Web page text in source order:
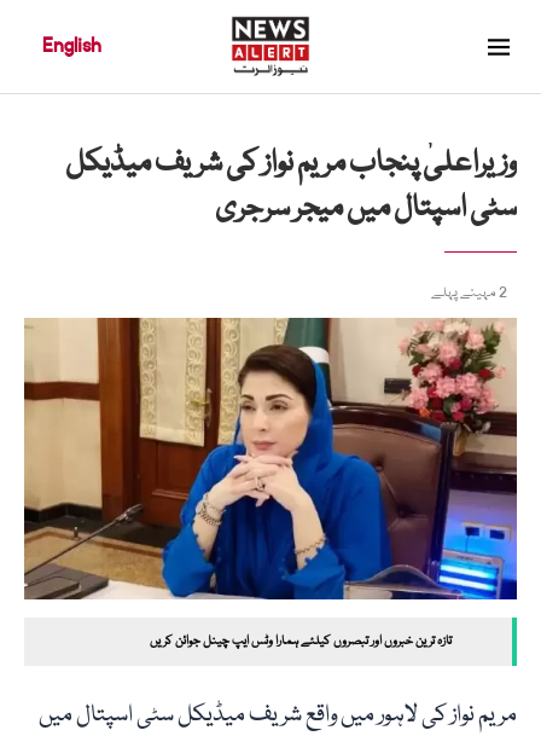
English
وزیراعلیٰ پنجاب مریم نواز کی شریف میڈیکل
سٹی اسپتال میں میجر سرجری
2 مہینے پہلے
تازہ ترین خبروں اور تبصروں کیلئے ہمارا وٹس ایپ چینل جوائن کریں
مریم نواز کی لاہور میں واقع شریف میڈیکل سٹی اسپتال میں